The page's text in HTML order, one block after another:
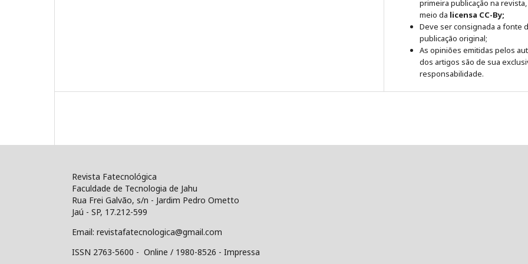
primeira publicação na
meio da licensa CC-By;
Deve ser consignada a fonte
publicação original;
As opiniões emitidas pelos
dos artigos são de sua
responsabilidade.
Revista Fatecnológica
Faculdade de Tecnologia de Jahu
Rua Frei Galvão, s/n - Jardim Pedro Ometto
Jaú - SP, 17.212-599
Email: revistafatecnologica@gmail.com
ISSN 2763-5600 - Online / 1980-8526 - Impressa